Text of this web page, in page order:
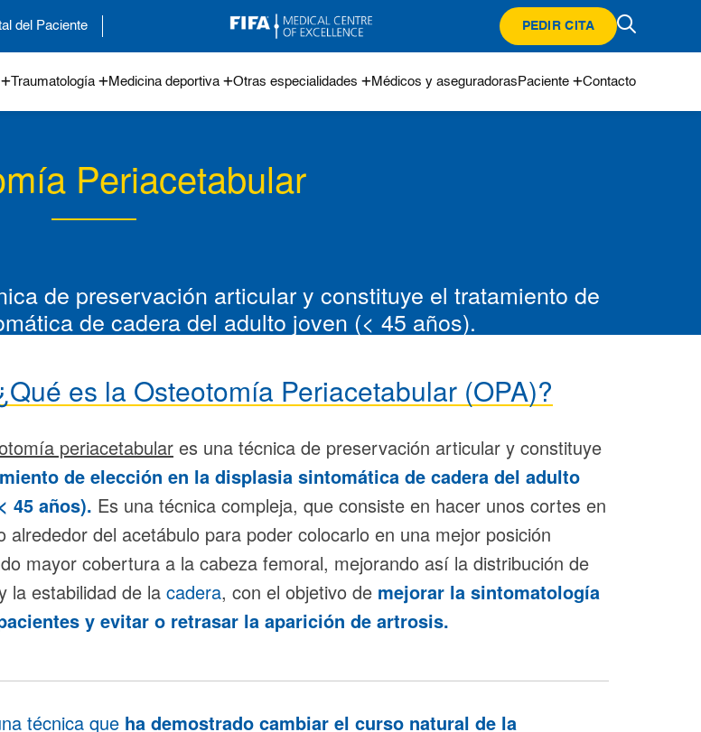
del Paciente PEDIR CITA
Traumatología Medicina deportiva Otras especialidades Médicos y aseguradoras Paciente Contacto
Periacetabular
de preservación articular y constituye el tratamiento de
de cadera del adulto joven (< 45 años).
es la Osteotomía Periacetabular (OPA)?
periacetabulares una técnica de preservación articular y constituye
de elección en la displasia sintomática de caderadel adulto
45 años). Es una técnica compleja, que consiste en hacer unos cortes en
alrededor del acetábulo para poder colocarlo en una mejor posición
mayor cobertura a la cabeza femoral, mejorando así la distribución de
la estabilidad de la cadera, con el objetivo de mejorar la sintomatología
y evitar o retrasar la aparición de artrosis.
técnica que ha demostrado cambiar el curso natural de la